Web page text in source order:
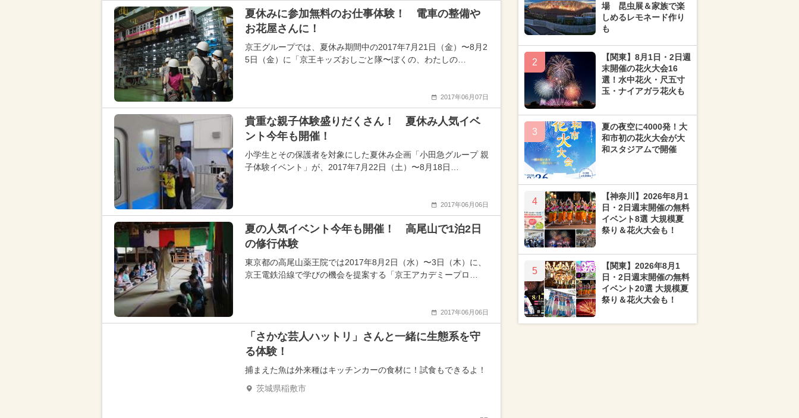
夏休みに参加無料のお仕事体験！ 電車の整備や
お花屋さんに！
京王グループでは、夏休み期間中の2017年7月21日（金）〜8月2
5日（金）に「京王キッズおしごと隊〜ぼくの、わたしの…
2017年06月07日
貴重な親子体験盛りだくさん！ 夏休み人気イベ
ント今年も開催！
小学生とその保護者を対象にした夏休み企画「小田急グループ 親
子体験イベント」が、2017年7月22日（土）〜8月18日…
2017年06月06日
夏の人気イベント今年も開催！ 高尾山で1泊2日
の修行体験
東京都の高尾山薬王院では2017年8月2日（水）〜3日（木）に、
京王電鉄沿線で学びの機会を提案する「京王アカデミープロ…
2017年06月06日
「さかな芸人ハットリ」さんと一緒に生態系を守
る体験！
捕まえた魚は外来種はキッチンカーの食材に！試食もできるよ！
茨城県稲敷市
場 昆虫展＆家族で楽
しめるレモネード作り
も
2
【関東】8月1日・2日週
末開催の花火大会16
選！水中花火・尺五寸
玉・ナイアガラ花火も
3
夏の夜空に4000発！大
和市初の花火大会が大
和スタジアムで開催
4
【神奈川】2026年8月1
日・2日週末開催の無料
イベント8選 大規模夏
祭り＆花火大会も！
5
【関東】2026年8月1
日・2日週末開催の無料
イベント20選 大規模夏
祭り＆花火大会も！